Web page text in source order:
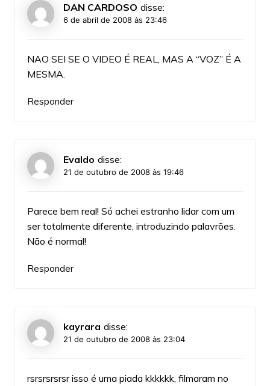
DAN CARDOSO disse:
6 de abril de 2008 às 23:46
NAO SEI SE O VIDEO É REAL, MAS A “VOZ” É A
MESMA.
Responder
Evaldo disse:
21 de outubro de 2008 às 19:46
Parece bem real! Só achei estranho lidar com um
ser totalmente diferente, introduzindo palavrões.
Não é normal!
Responder
kayrara disse:
21 de outubro de 2008 às 23:04
rsrsrsrsrsr isso é uma piada kkkkkk, filmaram no